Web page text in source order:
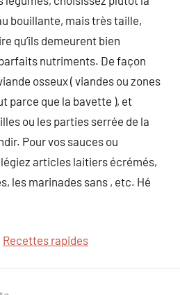
bouillante, mais très taille,
qu’ils demeurent bien
nutriments. De façon
osseux ( viandes ou zones
parce que la bavette ), et
ou les parties serrée de la
Pour vos sauces ou
articles laitiers écrémés,
les marinades sans , etc. Hé
Recettes rapides